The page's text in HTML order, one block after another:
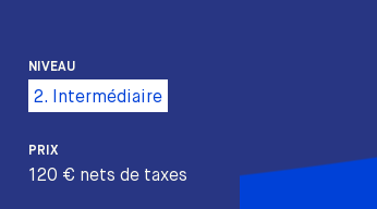
NIVEAU
2. Intermédiaire
PRIX
120 € nets de taxes